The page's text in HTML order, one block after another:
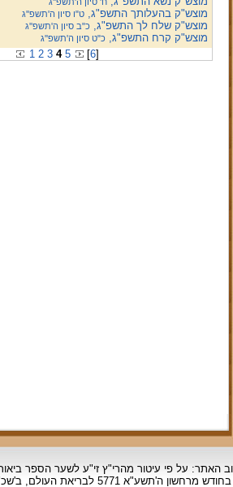
מוצש"ק בהעלותך התשפ"ג,ט"ו סיון ה'תשפ''ג
מוצש"ק שלח לך התשפ"ג,כ"ב סיון ה'תשפ''ג
מוצש"ק קרח התשפ"ג,כ"ט סיון ה'תשפ''ג
1 2 3 4 5 [6]
האתר: על פי עיטור מהרי"ץ זי"ע לשער הספר
בחודש מרחשוןה'תשע"א 5771 לבריאת העולם, ב'שכ"ב 2322 לשטרות, 2010 למניינם.